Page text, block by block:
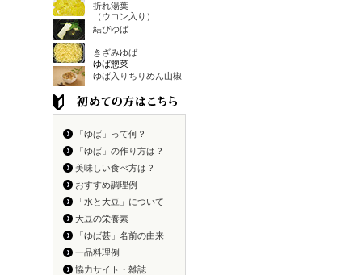
折れ湯葉
（ウコン入り）
結びゆば
きざみゆば
ゆば惣菜
ゆば入りちりめん山椒
「ゆば」って何？
「ゆば」の作り方は？
美味しい食べ方は？
おすすめ調理例
「水と大豆」について
大豆の栄養素
「ゆば甚」名前の由来
一品料理例
協力サイト・雑誌